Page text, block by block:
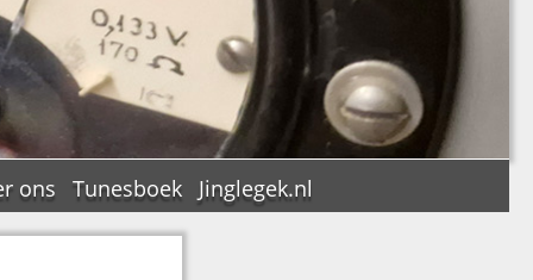
ons Tunesboek Jinglegek.nl